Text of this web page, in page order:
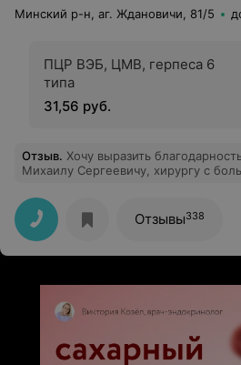
Минский р-н, аг. Ждановичи, 81/5
ПЦР ВЭБ, ЦМВ, герпеса 6
типа
31,56 руб.
Отзыв. Хочу выразить
Михаилу Сергеевичу, хирургу с
послеоперационном рубце
Прекрасный врач,прекрасная
анестезиолог,медсестры в
операционной!!! После операции
еще не один раз осматривал шов,
и доктор!!! С таким докторам не
операция!! СПАСИБО ВАМ за
Отзывы338